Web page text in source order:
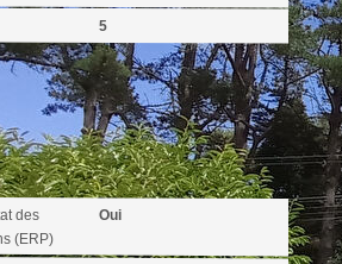
5
des
(ERP)
Oui